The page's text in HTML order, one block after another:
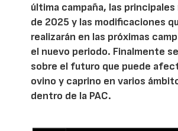
última campaña, las
de 2025 y las modificaciones
realizarán en las próximas
el nuevo periodo. Finalmente
sobre el futuro que puede
ovino y caprino en varios
dentro de la PAC.